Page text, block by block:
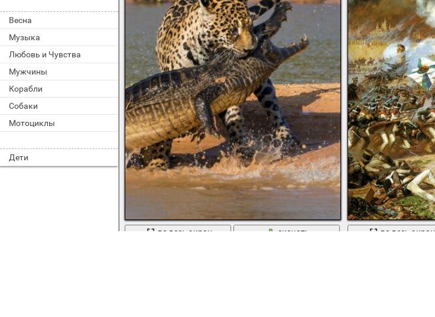
Весна
Музыка
Любовь и Чувства
Мужчины
Корабли
Собаки
Мотоциклы
Дети
во весь экран
скачать
во весь экран